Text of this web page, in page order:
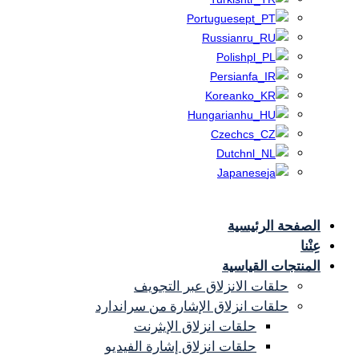
Portuguese
Russian
Polish
Persian
Korean
Hungarian
Czech
Dutch
Japanese
الصفحة الرئيسية
عِنْنا
المنتجات القياسية
حلقات الانزلاق عبر التجويف
حلقات انزلاق الإشارة من سراندارد
حلقات انزلاق الإيثرنت
حلقات انزلاق إشارة الفيديو